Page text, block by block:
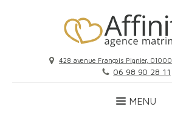
428 avenue François Pignier,
06 98 90 28 11